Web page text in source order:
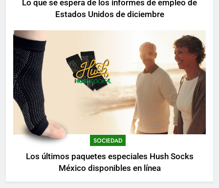
Lo que se espera de los informes de empleo de
Estados Unidos de diciembre
SOCIEDAD
Los últimos paquetes especiales Hush Socks
México disponibles en línea